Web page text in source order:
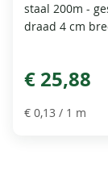
staal 200m -
draad 4 cm
€ 25,88
€ 0,13 / 1 m